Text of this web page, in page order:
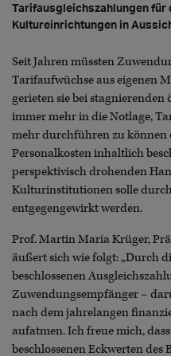
Tarifausgleichszahlungen für
Kultureinrichtungen in
Seit Jahren müssten
Tarifaufwüchse aus eigenen
gerieten sie bei
immer mehr in die Notlage,
mehr durchführen zu können
Personalkosten inhaltlich
perspektivisch drohenden
Kulturinstitutionen solle
entgegengewirkt werden.
Prof. Martin Maria Krüger,
äußert sich wie folgt: „Durch
beschlossenen
Zuwendungsempfänger –
nach dem jahrelangen
aufatmen. Ich freue mich,
beschlossenen Eckwerten